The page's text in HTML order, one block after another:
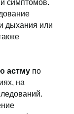
симптомов.
дыхания или
астму по
на